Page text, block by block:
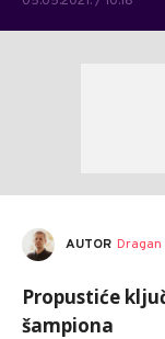
AUTOR Dragan
Propustiće
šampiona